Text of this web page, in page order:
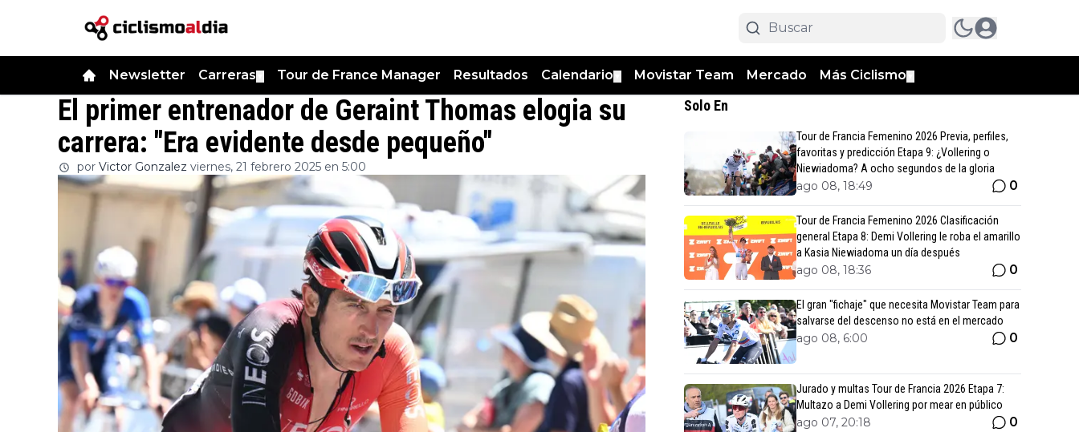
Newsletter Carreras Tour de France Manager Resultados Calendario Movistar Team Mercado Más Ciclismo
El primer entrenador de Geraint Thomas elogia su
carrera: "Era evidente desde pequeño"
por Victor Gonzalez viernes, 21 febrero 2025 en 5:00
Solo En
Tour de Francia Femenino 2026 Previa, perfiles,
favoritas y predicción Etapa 9: ¿Vollering o
Niewiadoma? A ocho segundos de la gloria
ago 08, 18:49 0
Tour de Francia Femenino 2026 Clasificación
general Etapa 8: Demi Vollering le roba el amarillo
a Kasia Niewiadoma un día después
ago 08, 18:36 0
El gran "fichaje" que necesita Movistar Team para
salvarse del descenso no está en el mercado
ago 08, 6:00 0
Jurado y multas Tour de Francia 2026 Etapa 7:
Multazo a Demi Vollering por mear en público
ago 07, 20:18 0